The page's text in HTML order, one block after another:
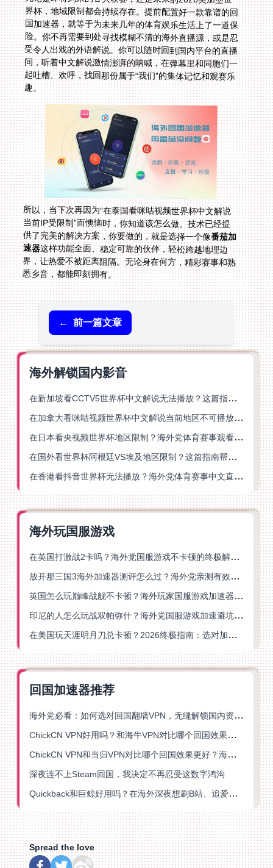
趣。
所以，当下次再因为“在泰国看咪咕视频世界杯中文解说
当前IP受限制”而懊恼时，你知道该怎么做。技术已经提
供了完美的解决方案，你要做的，就是选择一个像番茄加
速器这样功能全面、稳定可靠的伙伴，轻松跨越地理边
界，让热爱不被距离阻隔。无论身在何方，精彩赛事和熟
悉乡音，都能即刻拥有。
← 前一篇文章
海外解锁国内影音
在新加坡看CCTV5世界杯中文解说无法播放？这篇指南帮你解锁海外体育直播自由
在加拿大看咪咕视频世界杯中文解说当前地区不可播放？这篇指南帮你一键解决
在日本看央视频世界杯地区限制？海外党体育赛事观看终极指南
在国外看世界杯阿根廷VS埃及地区限制？这篇指南帮你搞定中文直播+解说
在香港看抖音世界杯无法播放？海外党体育赛事中文直播终极指南
海外玩国服游戏
在英国打激战2卡吗？海外党国服游戏不卡顿的终极解决方案
放开那三国3海外加速器测评怎么过？海外党亲测有效的国服游戏加速指南
英国怎么玩巅峰战舰不卡顿？海外玩家国服游戏加速器终极指南
印尼的人怎么玩战双帕弥什？海外党国服游戏加速避坑指南
在美国玩天涯明月刀总卡顿？2026终极指南：选对加速器让你丝滑连招
回国加速器推荐
海外党必看：如何选对回国翻墙VPN，无缝解锁国内资源？
ChickCN VPN好用吗？和海牛VPN对比哪个回国效果更好？
ChickCN VPN和当归VPN对比哪个回国效果更好？海外党亲测后选了它
深夜连不上Steam回国，我决定不再忍受这数字鸿沟
Quickback和巨鲸好用吗？在海外深夜想刷B站、追爱奇艺的你，或许正需要这份答案
Spread the love